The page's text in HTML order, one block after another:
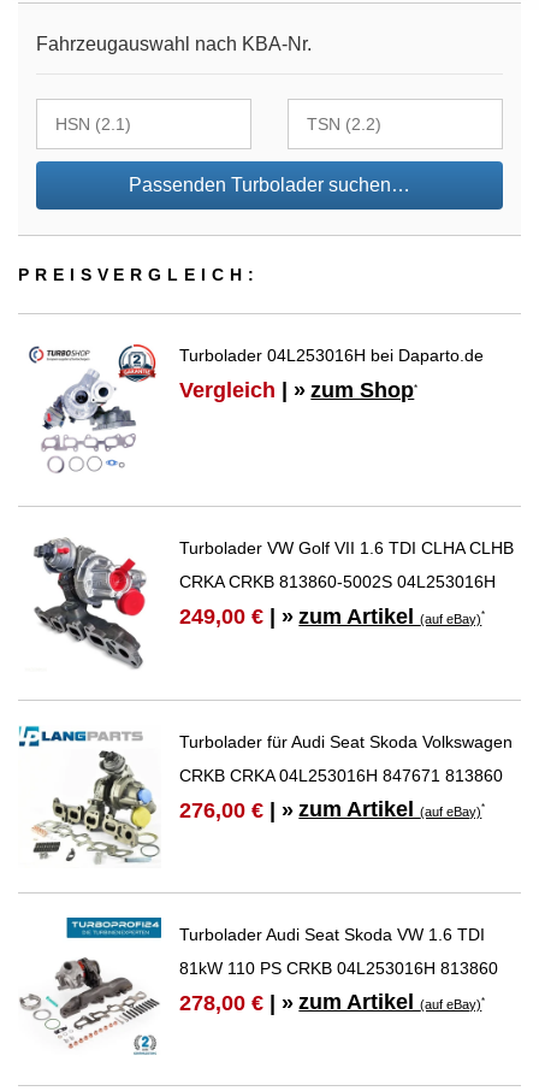
Fahrzeugauswahl nach KBA-Nr.
Passenden Turbolader suchen…
PREIS­VER­GLEICH:
Turbolader 04L253016H bei Daparto.de
Vergleich | » zum Shop*
Turbolader VW Golf VII 1.6 TDI CLHA CLHB
CRKA CRKB 813860-5002S 04L253016H
249,00 € | » zum Artikel(auf eBay)*
Turbolader für Audi Seat Skoda Volkswagen
CRKB CRKA 04L253016H 847671 813860
276,00 € | » zum Artikel(auf eBay)*
Turbolader Audi Seat Skoda VW 1.6 TDI
81kW 110 PS CRKB 04L253016H 813860
278,00 € | » zum Artikel(auf eBay)*